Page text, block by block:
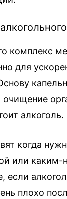
комплекс
для
алкоголь.
когда
или
если
плохо